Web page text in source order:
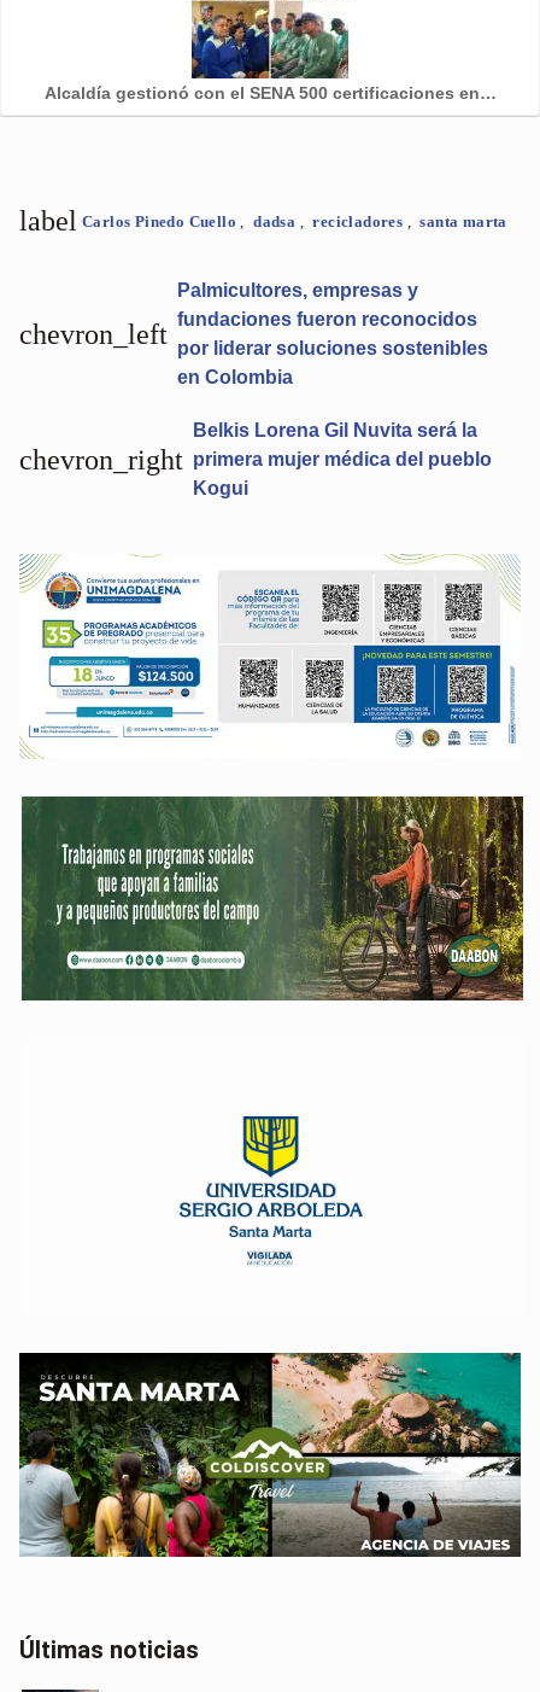
Alcaldía gestionó con el SENA 500 certificaciones en…
label Carlos Pinedo Cuello dadsa recicladores santa marta
chevron_left
Palmicultores, empresas y
fundaciones fueron reconocidos
por liderar soluciones sostenibles
en Colombia
Belkis Lorena Gil Nuvita será la
primera mujer médica del pueblo
Kogui
chevron_right
Últimas noticias